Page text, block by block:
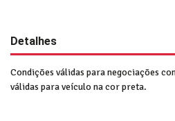
Detalhes
Condições válidas para negociações
válidas para veículo na cor preta.